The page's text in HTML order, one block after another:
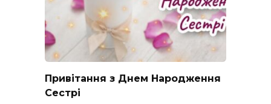
Привітання з Днем Народження
Сестрі